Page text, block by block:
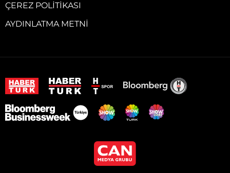
ÇEREZ POLITIKASI
AYDINLATMA METNI